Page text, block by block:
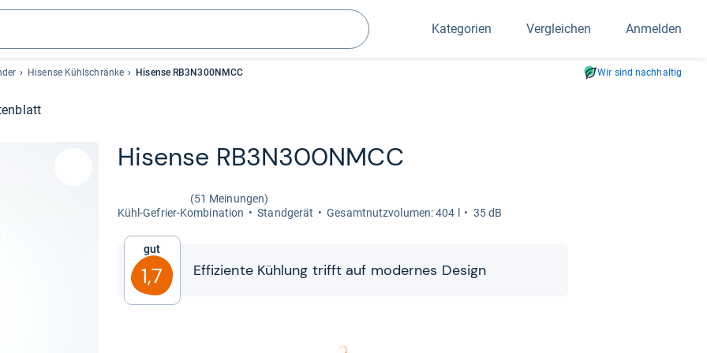
Suchen
Kategorien Vergleichen Anmelden
Hisense Kühlschränke Hisense RB3N300NMCC Wir sind nachhaltig
Hisense RB3N300NMCC
(51 Meinungen)
Kühl-​Gefrier-​Kom­bi­na­tion
Stand­ge­rät Gesamt­nutz­vo­lu­men: 404 l 35 dB
Gut
1,7 Effi­zi­ente Küh­lung trifft auf moder­nes Design